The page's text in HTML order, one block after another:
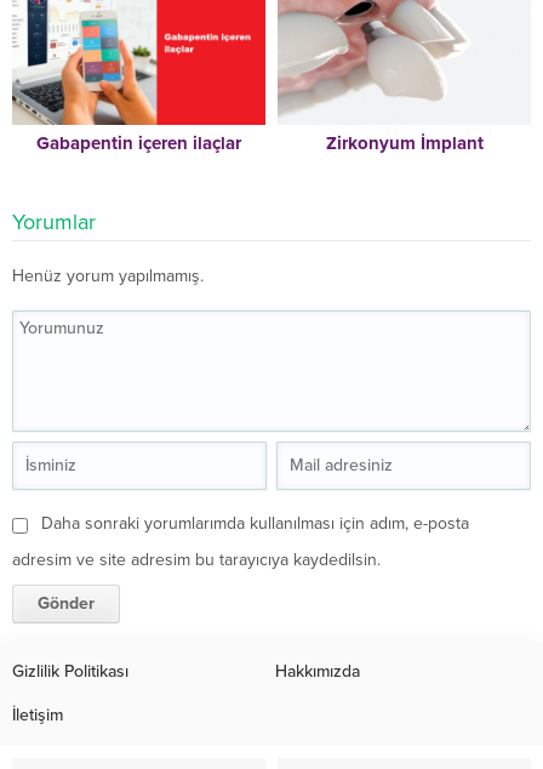
Gabapentin içeren ilaçlar Zirkonyum İmplant
Yorumlar
Henüz yorum yapılmamış.
Daha sonraki yorumlarımda kullanılması için adım, e-posta
adresim ve site adresim bu tarayıcıya kaydedilsin.
Gizlilik Politikası Hakkımızda
İletişim